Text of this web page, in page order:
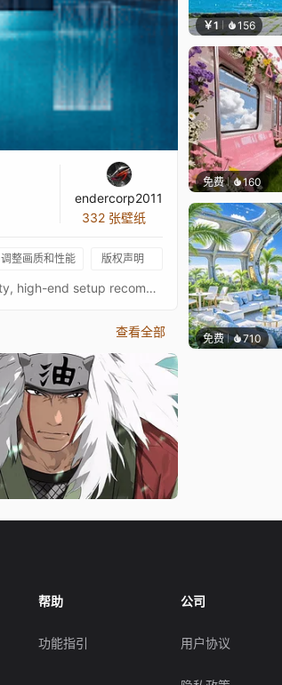
endercorp2011
332 张壁纸
调整画质和性能 版权声明
Swimming-Pool Spa - Ultrawide - 3440x1440Original picture from 4kwallpapersImage quality is a priority, high-end setup recommendedKeywords : Water, Wave, Blue, Relaxing, 1440p, HD
查看全部
￥1 156
免费 160
免费 710
帮助
功能指引
公司
用户协议